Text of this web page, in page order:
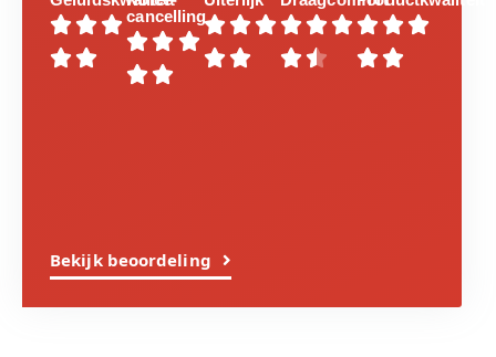


cancelling
 







Bekijk beoordeling